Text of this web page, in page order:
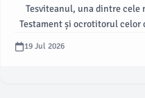
Tesviteanul, una dintre
Testament și ocrotitorul
apărător fervent al
19 Jul 2026